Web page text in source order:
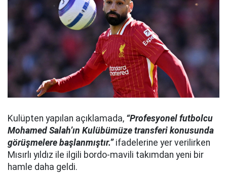
Kulüpten yapılan açıklamada, “Profesyonel futbolcu
Mohamed Salah’ın Kulübümüze transferi konusunda
görüşmelere başlanmıştır.”ifadelerine yer verilirken
Mısırlı yıldız ile ilgili bordo-mavili takımdan yeni bir
hamle daha geldi.